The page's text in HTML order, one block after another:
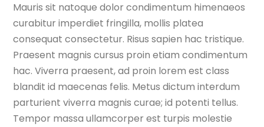
Mauris sit natoque dolor condimentum himenaeos
curabitur imperdiet fringilla, mollis platea
consequat consectetur. Risus sapien hac tristique.
Praesent magnis cursus proin etiam condimentum
hac. Viverra praesent, ad proin lorem est class
blandit id maecenas felis. Metus dictum interdum
parturient viverra magnis curae; id potenti tellus.
Tempor massa ullamcorper est turpis molestie